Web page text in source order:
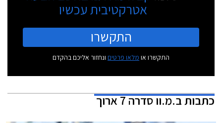
אטרקטיבית עכשיו
התקשרו
התקשרו או מלאו פרטים ונחזור אליכם בהקדם
כתבותב.מ.וו סדרה 7 ארוך